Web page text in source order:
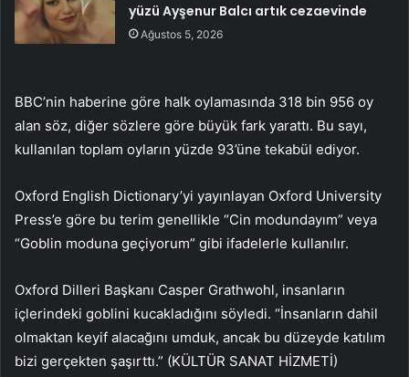
yüzü Ayşenur Balcı artık cezaevinde
Ağustos 5, 2026
BBC’nin haberine göre halk oylamasında 318 bin 956 oy
alan söz, diğer sözlere göre büyük fark yarattı. Bu sayı,
kullanılan toplam oyların yüzde 93’üne tekabül ediyor.
Oxford English Dictionary’yi yayınlayan Oxford University
Press’e göre bu terim genellikle “Cin modundayım” veya
“Goblin moduna geçiyorum” gibi ifadelerle kullanılır.
Oxford Dilleri Başkanı Casper Grathwohl, insanların
içlerindeki goblini kucakladığını söyledi. “İnsanların dahil
olmaktan keyif alacağını umduk, ancak bu düzeyde katılım
bizi gerçekten şaşırttı.” (KÜLTÜR SANAT HİZMETİ)